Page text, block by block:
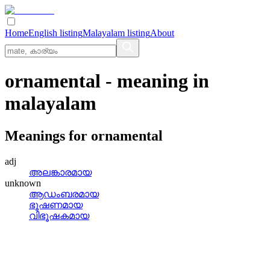
HomeEnglish listingMalayalam listingAbout
ornamental - meaning in
malayalam
Meanings for ornamental
adj
അലങ്കാരമായ
unknown
ആഡംബരമായ
ഭൂഷണമായ
വിഭൂഷകമായ